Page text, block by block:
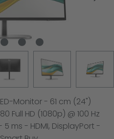
Monitor - 61 cm (24")
Full HD (1080p) @ 100 Hz
5 ms - HDMI, DisplayPort -